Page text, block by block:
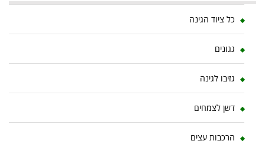
כל ציוד הגינה
גגונים
גזיבו לגינה
דשן לצמחים
הרכבות עצים